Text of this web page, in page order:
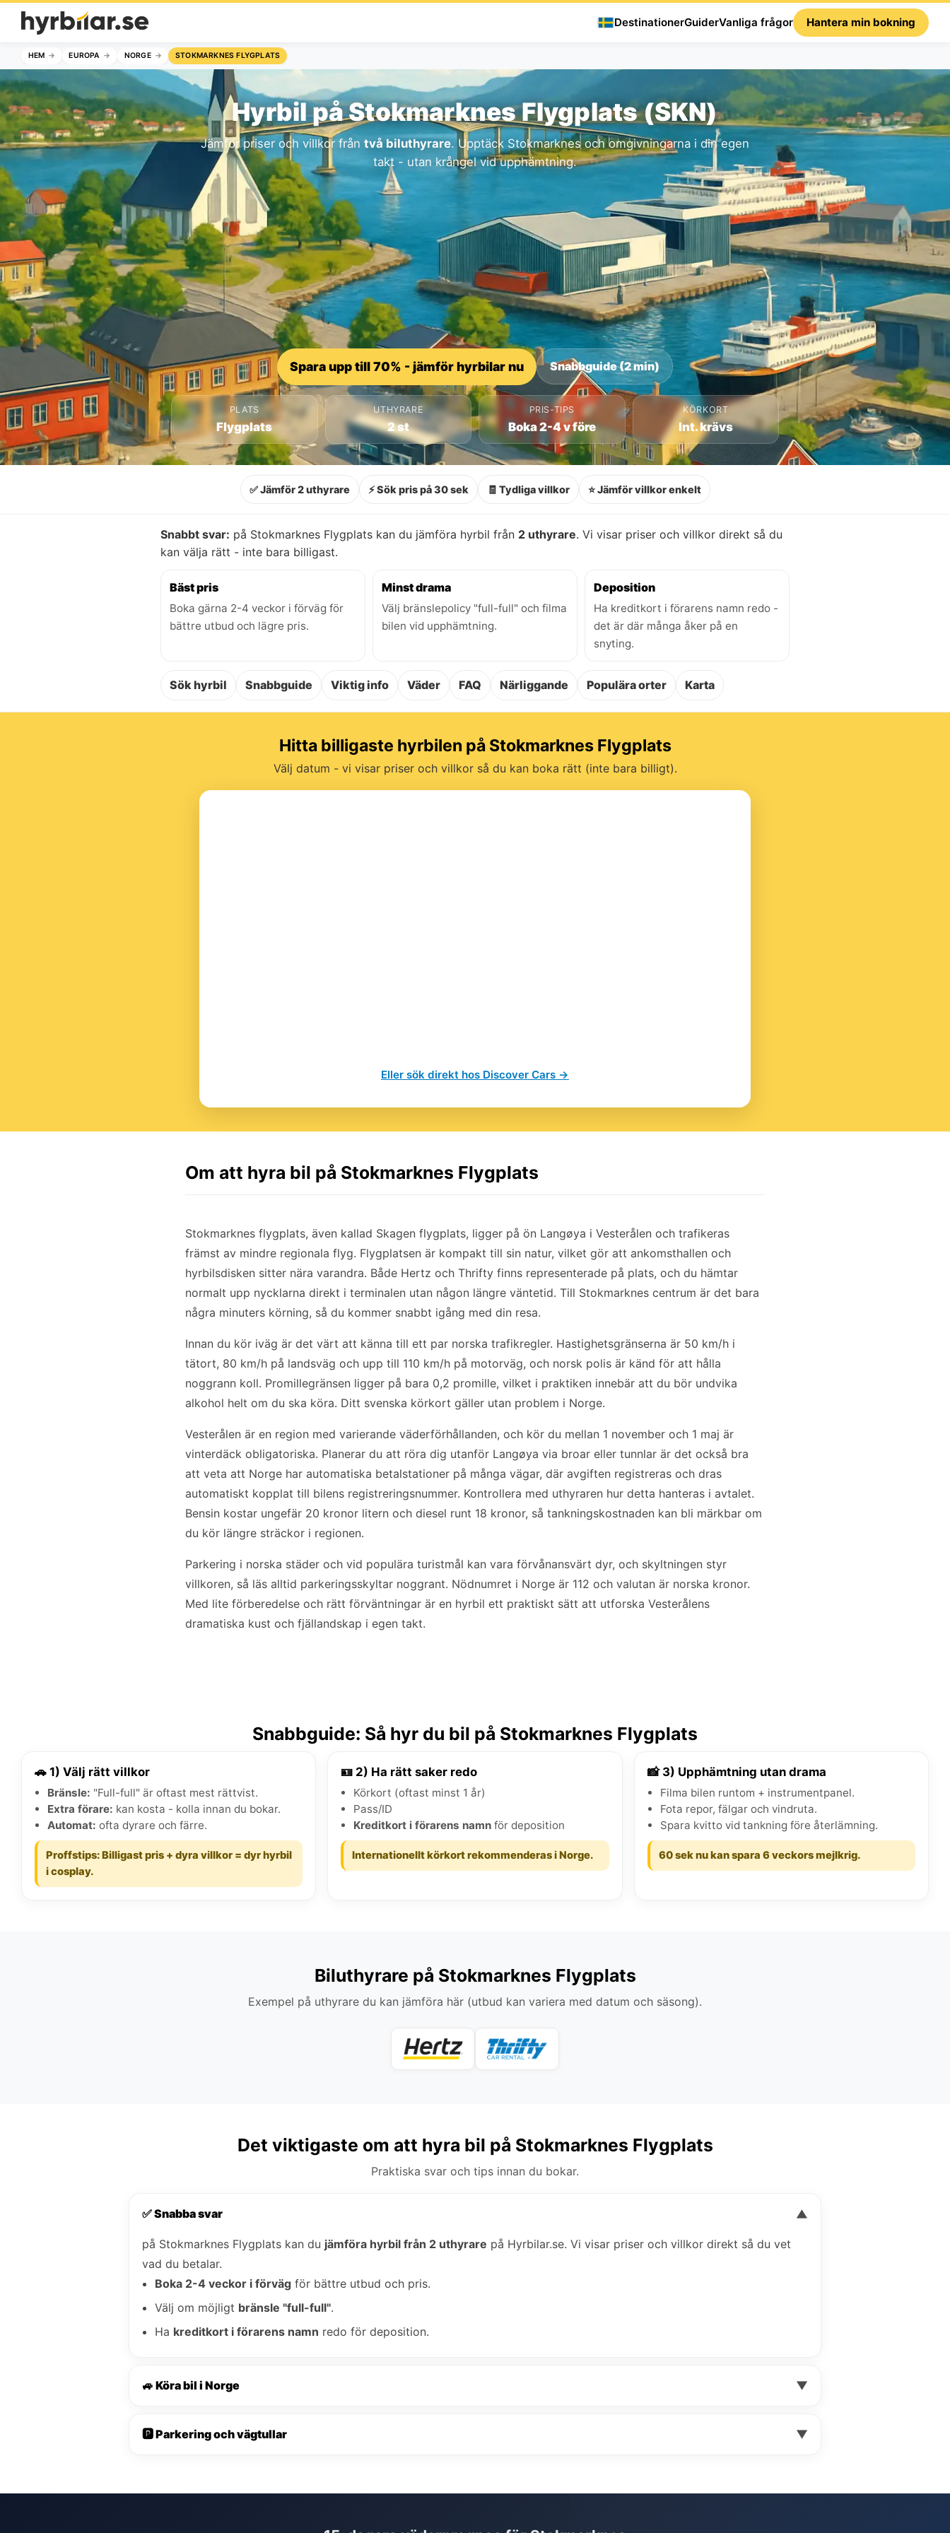
DestinationerGuiderVanliga frågor Hantera min bokning
HEM EUROPA NORGE STOKMARKNES FLYGPLATS
Hyrbil på Stokmarknes Flygplats (SKN)
Jämför priser och villkor från två biluthyrare. Upptäck Stokmarknes och omgivningarna i din egen
takt - utan krångel vid upphämtning.
Spara upp till 70% - jämför hyrbilar nu Snabbguide (2 min)
PLATS
Flygplats
UTHYRARE
2 st
PRIS-TIPS
Boka 2-4 v före
KÖRKORT
Int. krävs
✅ Jämför 2 uthyrare ⚡ Sök pris på 30 sek 🧾 Tydliga villkor ⭐ Jämför villkor enkelt
Snabbt svar: på Stokmarknes Flygplats kan du jämföra hyrbil från 2 uthyrare. Vi visar priser och villkor direkt så du
kan välja rätt - inte bara billigast.
Bäst pris
Boka gärna 2-4 veckor i förväg för
bättre utbud och lägre pris.
Minst drama
Välj bränslepolicy "full-full" och filma
bilen vid upphämtning.
Deposition
Ha kreditkort i förarens namn redo -
det är där många åker på en
snyting.
Sök hyrbil Snabbguide Viktig info Väder FAQ Närliggande Populära orter Karta
Hitta billigaste hyrbilen på Stokmarknes Flygplats
Välj datum - vi visar priser och villkor så du kan boka rätt (inte bara billigt).
Eller sök direkt hos Discover Cars →
Om att hyra bil på Stokmarknes Flygplats
Stokmarknes flygplats, även kallad Skagen flygplats, ligger på ön Langøya i Vesterålen och trafikeras
främst av mindre regionala flyg. Flygplatsen är kompakt till sin natur, vilket gör att ankomsthallen och
hyrbilsdisken sitter nära varandra. Både Hertz och Thrifty finns representerade på plats, och du hämtar
normalt upp nycklarna direkt i terminalen utan någon längre väntetid. Till Stokmarknes centrum är det bara
några minuters körning, så du kommer snabbt igång med din resa.
Innan du kör iväg är det värt att känna till ett par norska trafikregler. Hastighetsgränserna är 50 km/h i
tätort, 80 km/h på landsväg och upp till 110 km/h på motorväg, och norsk polis är känd för att hålla
noggrann koll. Promillegränsen ligger på bara 0,2 promille, vilket i praktiken innebär att du bör undvika
alkohol helt om du ska köra. Ditt svenska körkort gäller utan problem i Norge.
Vesterålen är en region med varierande väderförhållanden, och kör du mellan 1 november och 1 maj är
vinterdäck obligatoriska. Planerar du att röra dig utanför Langøya via broar eller tunnlar är det också bra
att veta att Norge har automatiska betalstationer på många vägar, där avgiften registreras och dras
automatiskt kopplat till bilens registreringsnummer. Kontrollera med uthyraren hur detta hanteras i avtalet.
Bensin kostar ungefär 20 kronor litern och diesel runt 18 kronor, så tankningskostnaden kan bli märkbar om
du kör längre sträckor i regionen.
Parkering i norska städer och vid populära turistmål kan vara förvånansvärt dyr, och skyltningen styr
villkoren, så läs alltid parkeringsskyltar noggrant. Nödnumret i Norge är 112 och valutan är norska kronor.
Med lite förberedelse och rätt förväntningar är en hyrbil ett praktiskt sätt att utforska Vesterålens
dramatiska kust och fjällandskap i egen takt.
Snabbguide: Så hyr du bil på Stokmarknes Flygplats
🚗 1) Välj rätt villkor
Bränsle: "Full-full" är oftast mest rättvist.
Extra förare: kan kosta - kolla innan du bokar.
Automat: ofta dyrare och färre.
Proffstips: Billigast pris + dyra villkor = dyr hyrbil
i cosplay.
🪪 2) Ha rätt saker redo
Körkort (oftast minst 1 år)
Pass/ID
Kreditkort i förarens namn för deposition
Internationellt körkort rekommenderas i Norge.
📸 3) Upphämtning utan drama
Filma bilen runtom + instrumentpanel.
Fota repor, fälgar och vindruta.
Spara kvitto vid tankning före återlämning.
60 sek nu kan spara 6 veckors mejlkrig.
Biluthyrare på Stokmarknes Flygplats
Exempel på uthyrare du kan jämföra här (utbud kan variera med datum och säsong).
Det viktigaste om att hyra bil på Stokmarknes Flygplats
Praktiska svar och tips innan du bokar.
✅ Snabba svar ▼
på Stokmarknes Flygplats kan du jämföra hyrbil från 2 uthyrare på Hyrbilar.se. Vi visar priser och villkor direkt så du vet
vad du betalar.
Boka 2-4 veckor i förväg för bättre utbud och pris.
Välj om möjligt bränsle "full-full".
Ha kreditkort i förarens namn redo för deposition.
🚙 Köra bil i Norge ▼
🅿️ Parkering och vägtullar ▼